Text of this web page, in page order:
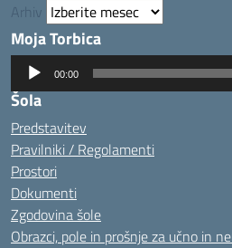
Arhiv
Moja Torbica
Predvajalnik
zvoka
00:00
Šola
Predstavitev
Pravilniki / Regolamenti
Prostori
Dokumenti
Zgodovina šole
Obrazci, pole in prošnje za učno in